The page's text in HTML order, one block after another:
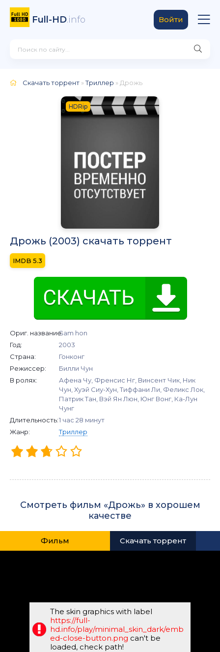
Full-HD.info Войти
Скачать торрент »Триллер » Дрожь
HDRip
Дрожь (2003) скачать торрент
5.3
Ориг. название:Sam hon
Год:
2003
Страна:
Гонконг
Режиссер:
Билли Чун
В ролях:
Афена Чу, Френсис Нг, Винсент Чик, Ник
Чун, Хуэй Сиу-Хун, Тиффани Ли, Феликс Лок,
Патрик Тан, Вэй Ян Люн, Юнг Вонг, Ка-Лун
Чунг
Длительность:1 час 28 минут
Жанр:
Триллер
Смотреть фильм «Дрожь» в хорошем
качестве
Фильм Скачать торрент
The skin graphics with label
https://full-
hd.info/play/minimal_skin_dark/emb
ed-close-button.png can't be
loaded, check path!